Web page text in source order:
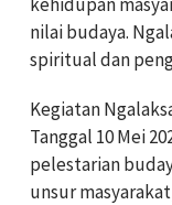
nilai budaya.
spiritual dan
Kegiatan
Tanggal 10 Mei
pelestarian
unsur